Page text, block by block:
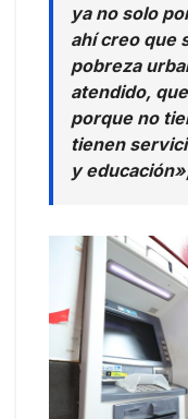
ya no solo
ahí creo que
pobreza
atendido,
porque no
tienen
y